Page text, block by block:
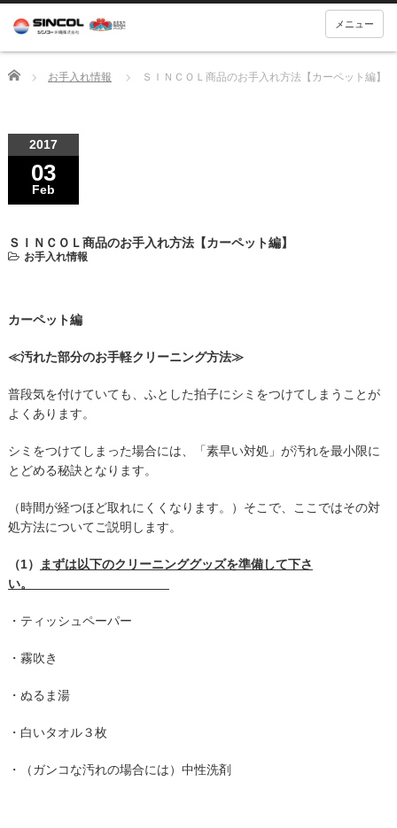
メニュー
Home お手入れ情報 ＳＩＮＣＯＬ商品のお手入れ方法【カーペット編】
2017
03
Feb
ＳＩＮＣＯＬ商品のお手入れ方法【カーペット編】
お手入れ情報
カーペット編
≪汚れた部分のお手軽クリーニング方法≫
普段気を付けていても、ふとした拍子にシミをつけてしまうことが
よくあります。
シミをつけてしまった場合には、「素早い対処」が汚れを最小限に
とどめる秘訣となります。
（時間が経つほど取れにくくなります。）そこで、ここではその対
処方法についてご説明します。
（1）
まずは以下のクリーニンググッズを準備して下さ
い。
・ティッシュペーパー
・霧吹き
・ぬるま湯
・白いタオル３枚
・（ガンコな汚れの場合には）中性洗剤